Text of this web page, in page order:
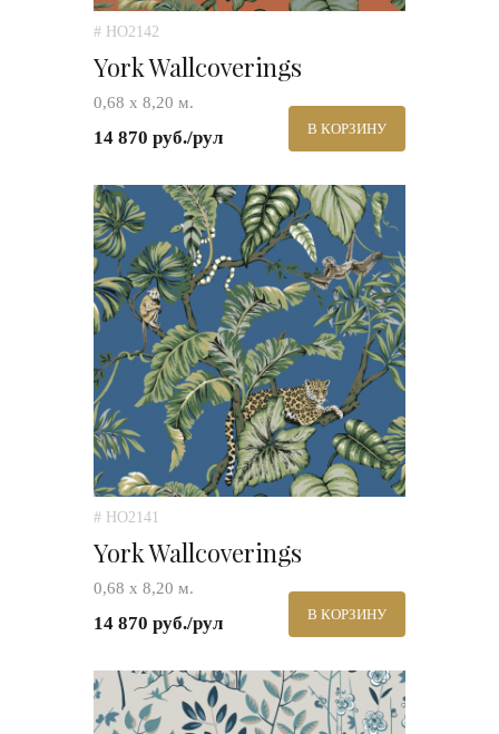
# HO2142
York Wallcoverings
0,68 х 8,20 м.
14 870 руб./рул В КОРЗИНУ
# HO2141
York Wallcoverings
0,68 х 8,20 м.
14 870 руб./рул В КОРЗИНУ